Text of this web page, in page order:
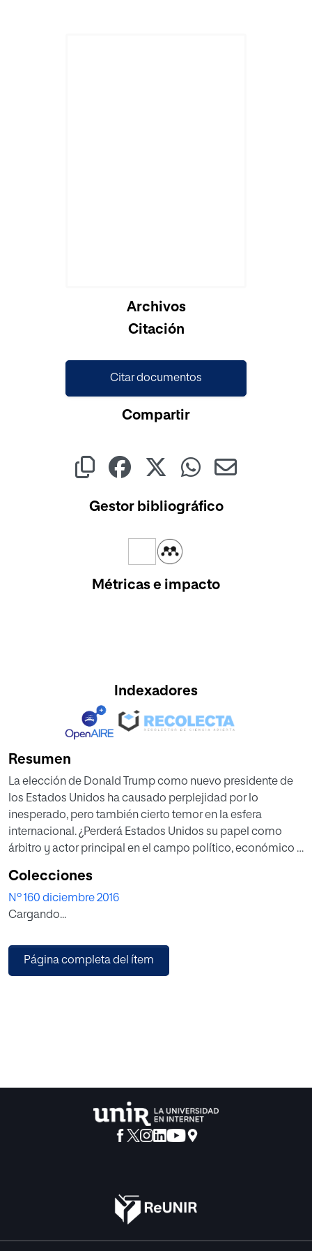
Archivos
Citación
Citar documentos
Compartir
Gestor bibliográfico
Métricas e impacto
Indexadores
Resumen
La elección de Donald Trump como nuevo presidente de
los Estados Unidos ha causado perplejidad por lo
inesperado, pero también cierto temor en la esfera
internacional. ¿Perderá Estados Unidos su papel como
árbitro y actor principal en el campo político, económico y
Colecciones
Nº 160 diciembre 2016
Cargando...
Página completa del ítem